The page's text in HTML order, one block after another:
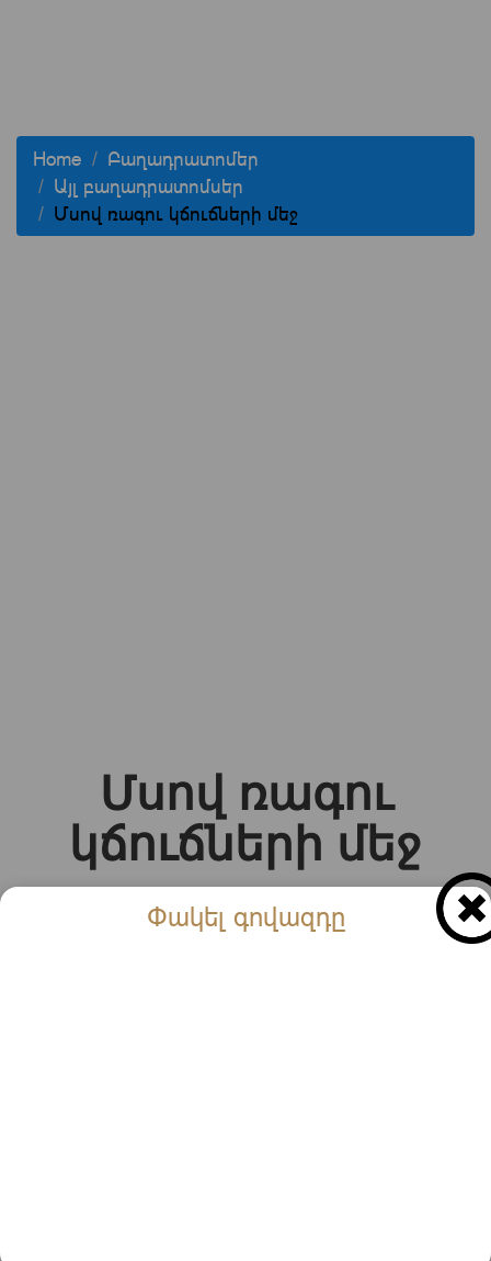
Home
Բաղադրատոմեր
Այլ բաղադրատոմսեր
Մսով ռագու կճուճների մեջ
Մսով ռագու
կճուճների մեջ
Փակել գովազդը